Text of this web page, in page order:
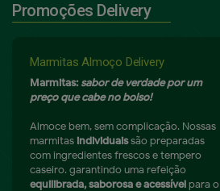
Promoções Delivery
Marmitas Almoço Delivery
Marmitas:sabor de verdade por um
preço que cabe no bolso!
Almoce bem, sem complicação. Nossas
marmitasindividuaissão preparadas
com ingredientes frescos e tempero
caseiro. garantindo uma refeição
equilibrada, saborosa e acessívelpara o